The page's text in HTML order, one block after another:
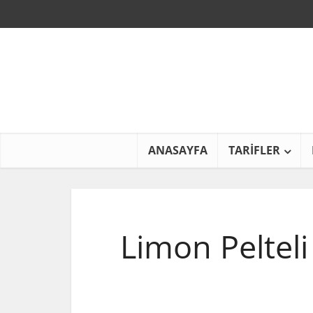
ANASAYFA TARİFLER
Limon